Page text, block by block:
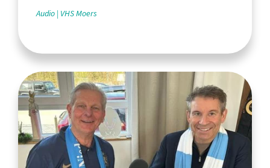
Audio VHS Moers